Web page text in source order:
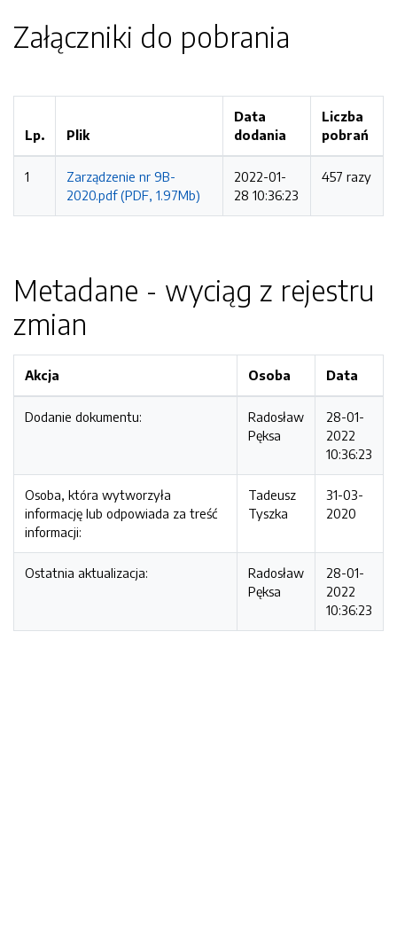
Załączniki do pobrania
Lp. Plik
Data
dodania
Liczba
pobrań
1
Zarządzenie nr 9B-
2020.pdf (PDF, 1.97Mb)
2022-01-
28 10:36:23
457 razy
Metadane - wyciąg z rejestru
zmian
Akcja Osoba Data
Dodanie dokumentu:
Radosław
Pęksa
28-01-
2022
10:36:23
Osoba, która wytworzyła
informację lub odpowiada za treść
informacji:
Tadeusz
Tyszka
31-03-
2020
Ostatnia aktualizacja:
Radosław
Pęksa
28-01-
2022
10:36:23